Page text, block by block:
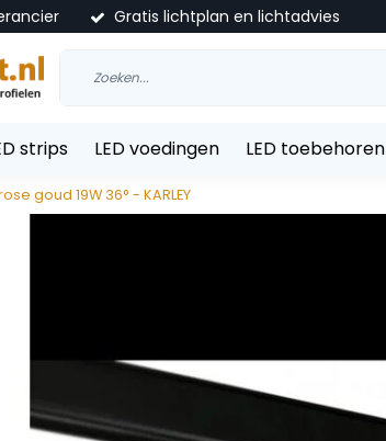
Gratis lichtplan en lichtadvies
strips LED voedingen LED toebehoren
goud 19W 36° - KARLEY